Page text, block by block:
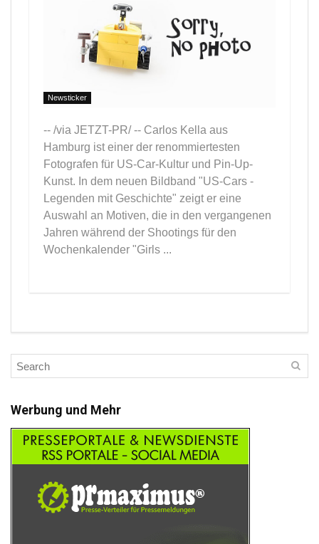
Newsticker
-- /via JETZT-PR/ -- Carlos Kella aus
Hamburg ist einer der renommiertesten
Fotografen für US-Car-Kultur und Pin-Up-
Kunst. In dem neuen Bildband "US-Cars -
Legenden mit Geschichte" zeigt er eine
Auswahl an Motiven, die in den vergangenen
Jahren während der Shootings für den
Wochenkalender "Girls ...
Werbung und Mehr